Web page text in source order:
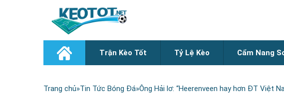
Trận Kèo Tốt Tỷ Lệ Kèo Cẩm Nang
Trang chủ»Tin Tức Bóng Đá»Ông Hải lơ: “Heerenveen hay hơn ĐT Việt